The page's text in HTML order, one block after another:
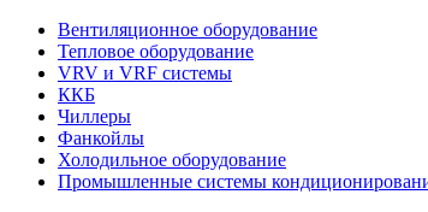
Вентиляционное оборудование
Тепловое оборудование
VRV и VRF системы
ККБ
Чиллеры
Фанкойлы
Холодильное оборудование
Промышленные системы